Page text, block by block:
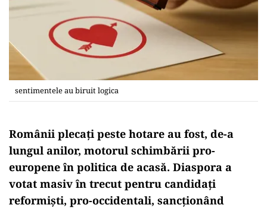
sentimentele au biruit logica
Românii plecați peste hotare au fost, de-a
lungul anilor, motorul schimbării pro-
europene în politica de acasă. Diaspora a
votat masiv în trecut pentru candidați
reformiști, pro-occidentali, sancționând